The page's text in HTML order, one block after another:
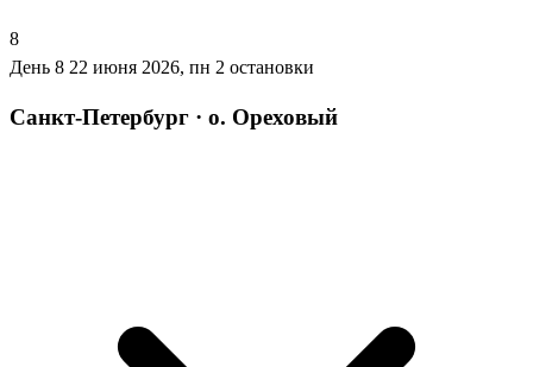
8
День 8 22 июня 2026, пн 2 остановки
Санкт-Петербург · о. Ореховый